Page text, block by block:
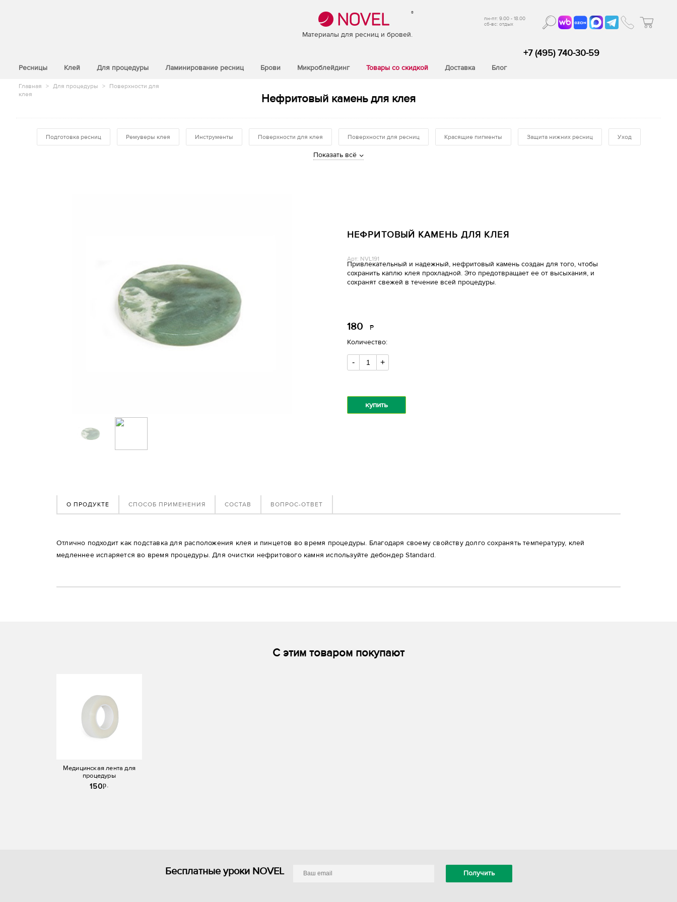
®
Материалы для ресниц и бровей.
пн-пт: 9.00 - 18.00
сб-вс: отдых
Ресницы Клей Для процедуры Ламинирование ресниц Брови Микроблейдинг Товары со скидкой Доставка Блог
+7 (495) 740-30-59
Главная > Для процедуры > Поверхности для
клея
Нефритовый камень для клея
Подготовка ресниц Ремуверы клея Инструменты Поверхности для клея Поверхности для ресниц Красящие пигменты Защита нижних ресниц Уход
Кисти
Показать всё
НЕФРИТОВЫЙ КАМЕНЬ ДЛЯ КЛЕЯ
Арт: NVL191
Привлекательный и надежный, нефритовый камень создан для того, чтобы
сохранить каплю клея прохладной. Это предотвращает ее от высыхания, и
сохранят свежей в течение всей процедуры.
180 Р
Количество:
- +
купить
О ПРОДУКТЕ СПОСОБ ПРИМЕНЕНИЯ СОСТАВ ВОПРОС-ОТВЕТ
Отлично подходит как подставка для расположения клея и пинцетов во время процедуры. Благодаря своему свойству долго сохранять температуру, клей
медленнее испаряется во время процедуры. Для очистки нефритового камня используйте дебондер Standard.
С этим товаром покупают
Медицинская лента для
процедуры
150p.
Бесплатные уроки NOVEL